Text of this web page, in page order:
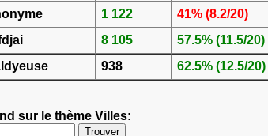
1 122 41% (8.2/20)
8 105 57.5% (11.5/20)
938 62.5% (12.5/20)
sur le thème Villes: